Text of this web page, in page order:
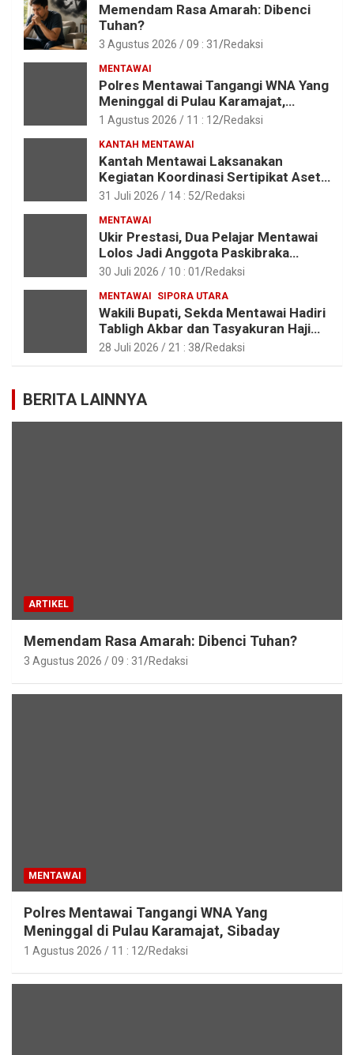
Memendam Rasa Amarah: Dibenci
Tuhan?
3 Agustus 2026 / 09 : 31 Redaksi
MENTAWAI
Polres Mentawai Tangangi WNA Yang
Meninggal di Pulau Karamajat,
Sibaday
1 Agustus 2026 / 11 : 12 Redaksi
KANTAH MENTAWAI
Kantah Mentawai Laksanakan
Kegiatan Koordinasi Sertipikat Aset
Tanah Pemkab Mentawai
31 Juli 2026 / 14 : 52 Redaksi
MENTAWAI
Ukir Prestasi, Dua Pelajar Mentawai
Lolos Jadi Anggota Paskibraka
Provinsi Sumbar
30 Juli 2026 / 10 : 01 Redaksi
MENTAWAI SIPORA UTARA
Wakili Bupati, Sekda Mentawai Hadiri
Tabligh Akbar dan Tasyakuran Haji
2026 di Kota Padang
28 Juli 2026 / 21 : 38 Redaksi
BERITA LAINNYA
ARTIKEL
Memendam Rasa Amarah: Dibenci Tuhan?
3 Agustus 2026 / 09 : 31 Redaksi
MENTAWAI
Polres Mentawai Tangangi WNA Yang
Meninggal di Pulau Karamajat, Sibaday
1 Agustus 2026 / 11 : 12 Redaksi